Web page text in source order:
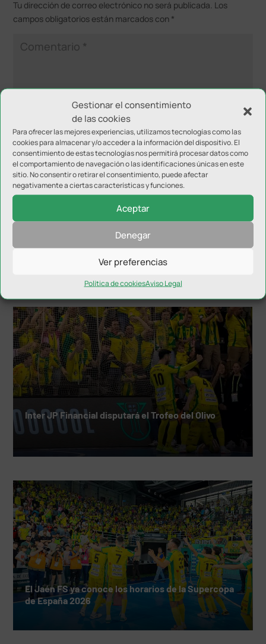
Gestionar el consentimiento
de las cookies
Para ofrecer las mejores experiencias, utilizamos tecnologías como las
cookies para almacenar y/o acceder a la información del dispositivo. El
consentimiento de estas tecnologías nos permitirá procesar datos como
el comportamiento de navegación o las identificaciones únicas en este
sitio. No consentir o retirar el consentimiento, puede afectar
negativamente a ciertas características y funciones.
Aceptar
Denegar
Ver preferencias
Política de cookiesAviso Legal
Tu dirección de correo electrónico no será publicada. Los
campos obligatorios están marcados con *
NOTICIAS RELACIONADAS
Inter JP Financial disputará el Trofeo del Olivo
El Jaén FS ya conoce los horarios de la Supercopa
de España 2026